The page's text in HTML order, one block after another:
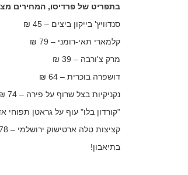
בתפריט של פרדיסו, המחירים
סנדוויץ' בייקון ביצים – 45 ₪
קלמארי תאי-רומני – 79 ₪
מרק צ'ורבה – 39 ₪
דושפרה בוכרית – 64 ₪
נקניקיות בצל שרוף על פירה – 74 ₪
"קורדון בלו" עוף על גראטן תפוחי
קציצות טלה ארטישוק ירושלמי – 78 ₪
בתיאבון!